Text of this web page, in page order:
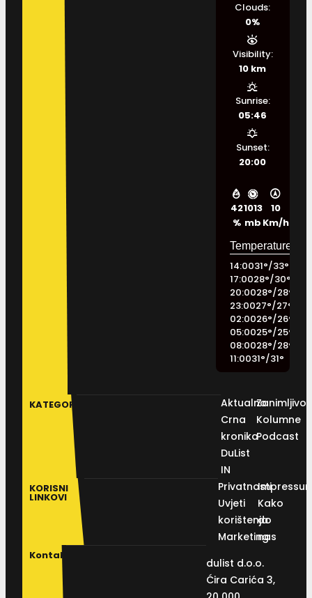
42
%
1013
mb
10
Km/h
Clouds:
0%
Visibility:
10 km
Sunrise:
05:46
Sunset:
20:00
14:0031°/33°
17:0028°/30°
20:0028°/28°
23:0027°/27°
02:0026°/26°
05:0025°/25°
08:0028°/28°
11:0031°/31°
KATEGORIJE
Aktualno
Crna
kronika
DuList
IN
Kolumne
Podcast
KORISNI
LINKOVI
Privatnosti
Uvjeti
korištenja
Marketing
Kako
do
nas
Kontakt
dulist d.o.o.
Ćira Carića 3,